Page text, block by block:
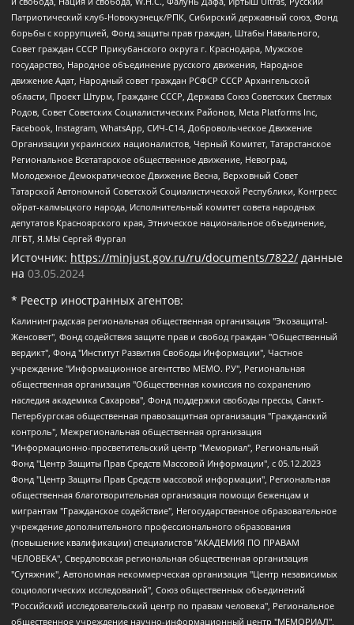
Патриотический клуб-Новокузнецк/РПК, Сибирский державный союз, Фонд
борьбы с коррупцией, Фонд защиты прав граждан, Штабы Навального,
Совет граждан СССР Прикубанского округа г. Краснодара, Мужское
государство, Народное объединение русского движения, Народное
движение Адат, Народный совет граждан РСФСР СССР Архангельской
области, Проект Штурм, Граждане СССР, Держава Союз Советских Светлых
Родов, Совет Советских Социалистических Районов, Meta Platforms Inc,
Facebook, Instagram, WhatsApp, СИЧ-С14, Добровольческое Движение
Организации украинских националистов, Черный Комитет, Татарстанское
Региональное Всетатарское общественное движение, Невоград,
Молодежное Демократическое Движение Весна, Верховный Совет
Татарской Автономной Советской Социалистической Республики, Конгресс
ойрат-калмыцкого народа, Исполнительный комитет совета народных
депутатов Красноярского края, Этническое национальное объединение,
ЛГБТ, Я.МЫ Сергей Фургал
Источник: https://minjust.gov.ru/ru/documents/7822/ данные
на 03.05.2024
* Реестр иностранных агентов:
Калининградская региональная общественная организация "Экозащита!-Женсовет", Фонд содействия защите прав и свобод граждан "Общественный вердикт", Фонд "Институт Развития Свободы Информации", Частное учреждение "Информационное агентство МЕМО. РУ", Региональная общественная организация "Общественная комиссия по сохранению наследия академика Сахарова", Фонд поддержки свободы прессы, Санкт-Петербургская общественная правозащитная организация "Гражданский контроль", Межрегиональная общественная организация "Информационно-просветительский центр "Мемориал", Региональный Фонд "Центр Защиты Прав Средств Массовой Информации", с 05.12.2023 Фонд "Центр Защиты Прав Средств массовой информации", Региональная общественная благотворительная организация помощи беженцам и мигрантам "Гражданское содействие", Негосударственное образовательное учреждение дополнительного профессионального образования (повышение квалификации) специалистов "АКАДЕМИЯ ПО ПРАВАМ ЧЕЛОВЕКА", Свердловская региональная общественная организация "Сутяжник", Автономная некоммерческая организация "Центр независимых социологических исследований", Союз общественных объединений "Российский исследовательский центр по правам человека", Региональное общественное учреждение научно-информационный центр "МЕМОРИАЛ", Некоммерческая организация "Фонд защиты гласности", Автономная некоммерческая организация "Институт прав человека", Городская общественная организация "Екатеринбургское общество "МЕМОРИАЛ", Городская общественная организация "Рязанское историко-просветительское и правозащитное общество "Мемориал" (Рязанский Мемориал), Челябинский региональный орган общественной самодеятельности – женское общественное объединение "Женщины Евразии", Челябинский региональный орган общественной самодеятельности "Уральская правозащитная группа", Фонд содействия защите здоровья и социальной справедливости имени Андрея Рылькова, Автономная Некоммерческая Организация "Аналитический Центр Юрия Левады", Автономная некоммерческая организация социальной поддержки населения "Проект Апрель", Региональная общественная организация помощи женщинам и детям, находящимся в кризисной ситуации "Информационно-методический центр "Анна", Фонд содействия развитию массовых коммуникаций и правовому просвещению "Так-так-Так", Фонд содействия устойчивому развитию "Серебряная тайга", Свердловский региональный общественный фонд социальных проектов "Новое время", "Idel.Реалии", Кавказ.Реалии, Крым.Реалии, Телеканал Настоящее Время, Татаро-башкирская служба Радио Свобода (Azatliq Radiosi), Радио Свободная Европа/Радио Свобода (PCE/PC), "Сибирь.Реалии", "Фактограф", Благотворительный фонд помощи осужденным и их семьям, Автономная некоммерческая организация "Институт глобализации и социальных движений", Фонд "В защиту прав заключенных", Частное учреждение "Центр поддержки и содействия развитию средств массовой информации", Пензенский региональный общественный благотворительный фонд "Гражданский союз", "Север.Реалии", Некоммерческая организация Фонд "Правовая инициатива", Общество с ограниченной ответственностью "Радио Свободная Европа/Радио Свобода", Чешское информационное агентство "MEDIUM-ORIENT", Красноярская региональная общественная организация "Мы против СПИДа", Камалягин Денис Николаевич, Маркелов Сергей Евгеньевич, Пономарев Лев Александрович, Савицкая Людмила Алексеевна, Автономная некоммерческая организация "Центр по работе с проблемой насилия "НАСИЛИЮ.НЕТ", Межрегиональный профессиональный союз работников здравоохранения "Альянс врачей", Юридическое лицо, зарегистрированное в Латвийской Республике, SIA "Medusa Project" (регистрационный номер 40103797863, дата регистрации 10.06.2014), Некоммерческая организация "Фонд по борьбе с коррупцией", Автономная некоммерческая организация "Институт права и публичной политики", Баданин Роман Сергеевич, Гликин Максим Александрович, Железнова Мария Михайловна, Лукьянова Юлия Сергеевна, Маетная Елизавета Витальевна, Маняхин Петр Борисович, Чуракова Ольга Владимировна, Ярош Юлия Петровна, Юридическое лицо "The Insider SIA", зарегистрированное в Риге, Латвийская Республика (дата регистрации 26.06.2015), являющееся администратором доменного имени интернет-издания "The Insider SIA", https://theins.ru, Постернак Алексей Евгеньевич, Рубин Михаил Аркадьевич, Анин Роман Александрович, Юридическое лицо Istories fonds, зарегистрированное в Латвийской Республике (регистрационный номер 50008295751, дата регистрации 24.02.2020), Великовский Дмитрий Александрович, Долинина Ирина Николаевна, Мароховская Алеся Алексеевна, Шлейнов Роман Юрьевич, Шмагун Олеся Валентиновна, Общество с ограниченной ответственностью "Альтаир 2021", Общество с ограниченной ответственностью "Вега 2021", Общество с ограниченной ответственностью "Главный редактор 2021", Общество с ограниченной ответственностью "Ромашки монолит", Важенков Артем Валерьевич, Ивановская областная общественная организация "Центр гендерных исследований", Гурман Юрий Альбертович, Медиапроект "ОВД-Инфо", Егоров Владимир Владимирович, Жилинский Владимир Александрович, Общество с ограниченной ответственностью "ЗП", Иванова София Юрьевна, Карезина Инна Павловна, Кильтау Екатерина Викторовна, Петров Алексей Викторович, Пискунов Сергей Евгеньевич, Смирнов Сергей Сергеевич, Тихонов Михаил Сергеевич, Общество с ограниченной ответственностью "ЖУРНАЛИСТ-ИНОСТРАННЫЙ АГЕНТ", Арапова Галина Юрьевна, Вольтская Татьяна Анатольевна, Американская компания "Mason G.E.S. Anonymous Foundation" (США), являющаяся владельцем интернет-издания https://mnews.world/, Компания "Stichting Bellingcat", зарегистрированная в Нидерландах (дата регистрации 11.07.2018), Захаров Андрей Вячеславович, Клепиковская Екатерина Дмитриевна, Общество с ограниченной ответственностью "МЕМО", Перл Роман Александрович, Симонов Евгений Алексеевич, Соловьева Елена Анатольевна, Сотников Даниил Владимирович, Сурначева Елизавета Дмитриевна, Автономная некоммерческая организация по защите прав человека и информированию населения "Якутия – Наше Мнение", Общество с ограниченной ответственностью "Москоу диджитал медиа", с 26.01.2023 Общество с ограниченной ответственностью "Чайка Белые сады", Ветошкина Валерия Валерьевна, Заговора Максим Александрович, Межрегиональное общественное движение "Российская ЛГБТ - сеть", Оленичев Максим Владимирович, Павлов Иван Юрьевич, Скворцова Елена Сергеевна, Общество с ограниченной ответственностью "Как бы инагент", Кочетков Игорь Викторович, Общество с ограниченной ответственностью "Честные выборы", Еланчик Олег Александрович, Общество с ограниченной ответственностью "Нобелевский призыв", Гималова Регина Эмилевна, Григорьев Андрей Валерьевич, Григорьева Алина Александровна, Ассоциация по содействию защите прав призывников, альтернативнослужащих и военнослужащих "Правозащитная группа "Гражданин.Армия.Право", Хисамова Регина Фаритовна, Автономная некоммерческая организация по реализации социально-правовых программ "Лилит", Дальневосточное общественное движение "Маяк", Санкт-Петербургская ЛГБТ-инициативная группа "Выход", Инициативная группа ЛГБТ+ "Реверс", Алексеев Андрей Викторович, Бекбулатова Таисия Львовна, Беляев Иван Михайлович, Владыкина Елена Сергеевна, Гельман Марат Александрович, Никульшина Вероника Юрьевна, Толоконникова Надежда Андреевна, Шендерович Виктор Анатольевич, Общество с ограниченной ответственностью "Данное сообщение", Общество с ограниченной ответственностью Издательский дом "Новая глава", Айнбиндер Александра Александровна, Московский комьюнити-центр для ЛГБТ+инициатив, Благотворительный фонд развития филантропии, Deutsche Welle (Германия, Kurt-Schumacher-Strasse 3, 53113 Bonn), Борзунова Мария Михайловна, Воробьев Виктор Викторович, Голубева Анна Львовна, Константинова Алла Михайловна, Малкова Ирина Владимировна, Мурадов Мурад Абдулгалимович, Осетинская Елизавета Николаевна, Понасенков Евгений Николаевич, Ганапольский Матвей Юрьевич, Киселев Евгений Алексеевич, Борухович Ирина Григорьевна, Дремин Иван Тимофеевич, Дубровский Дмитрий Викторович, Красноярская региональная общественная организация поддержки и развития альтернативных образовательных технологий и межкультурных коммуникаций "ИНТЕРРА", Маяковская Екатерина Алексеевна, Фейгин Марк Захарович, Филимонов Андрей Викторович, Дзугкоева Регина Николаевна, Доброхотов Роман Александрович, Дудь Юрий Александрович, Елкин Сергей Владимирович, Кругликов Кирилл Игоревич, Сабунаева Мария Леонидовна, Семенов Алексей Владимирович, Шаинян Карен Багратович, Шульман Екатерина Михайловна, Асафьев Артур Валерьевич, Вахштайн Виктор Семенович, Венедиктов Алексей Алексеевич, Лушникова Екатерина Евгеньевна, Волков Леонид Михайлович, Невзоров Александр Глебович, Пархоменко Сергей Борисович, Сироткин Ярослав Николаевич, Кара-Мурза Владимир Владимирович, Баранова Наталья Владимировна, Гозман Леонид Яковлевич, Кагарлицкий Борис Юльевич, Климарев Михаил Валерьевич, Милов Владимир Станиславович, Автономная некоммерческая организация Краснодарский центр современного искусства "Типография", Моргенштерн Алишер Тагирович, Соболь Любовь Эдуардовна, Общество с ограниченной ответственностью "ЛИЗА НОРМ", Каспаров Гарри Кимович, Ходорковский Михаил Борисович, Общество с ограниченной ответственностью "Апрельские тезисы", Данилович Ирина Брониславовна, Кашин Олег Владимирович, Петров Николай Владимирович, Пивоваров Алексей Владимирович, Соколов Михаил Владимирович, Цветкова Юлия Владимировна, Чичваркин Евгений Александрович, Комитет против пыток/Команда против пыток, Общество с ограниченной ответственностью "Первый научный", Общество с ограниченной ответственностью "Вертолет и ко", Белоцерковская Вероника Борисовна, Кац Максим Евгеньевич, Лазарева Татьяна Юрьевна, Шаведдинов Руслан Табризович, Яшин Илья Валерьевич, Общество с ограниченной ответственностью "Иноагент ААВ", Алешковский Дмитрий Петрович, Альбац Евгения Марковна, Быков Дмитрий Львович, Галямина Юлия Евгеньевна, Лойко Сергей Леонидович, Мартынов Кирилл Константинович, Медведев Сергей Александрович, Крашенинников Федор Геннадиевич, Гордеева Катерина Вл